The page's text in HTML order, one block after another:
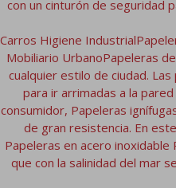
con un cinturón de seguridad
Carros Higiene Industrial
Mobiliario UrbanoPapeleras
cualquier estilo de ciudad.
para ir arrimadas a la
consumidor, Papeleras
de gran resistencia. En
Papeleras en acero
que con la salinidad del mar